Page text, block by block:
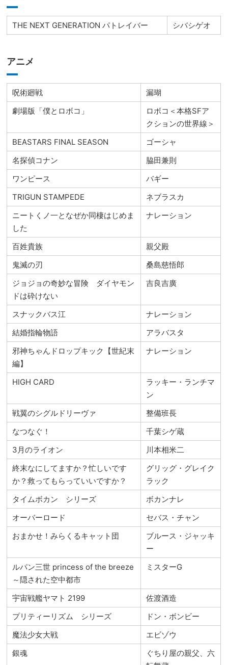
THE NEXT GENERATION パトレイバー シバシゲオ
アニメ
呪術廻戦
漏瑚
劇場版「僕とロボコ」
ロボコ＜本格SFア
クションの世界線＞
BEASTARS FINAL SEASON
ゴーシャ
名探偵コナン
脇田兼則
ワンピース
バギー
TRIGUN STAMPEDE
ネブラスカ
ニートくノ一となぜか同棲はじめま
した
ナレーション
百姓貴族
親父殿
鬼滅の刃
桑島慈悟郎
ジョジョの奇妙な冒険 ダイヤモン
ドは砕けない
吉良吉廣
スナックバス江
ナレーション
結婚指輪物語
アラバスタ
邪神ちゃんドロップキック【世紀末
編】
ナレーション
HIGH CARD
ラッキー・ランチマ
ン
戦翼のシグルドリーヴァ
整備班長
なつなぐ！
千葉シゲ蔵
3月のライオン
川本相米二
終末なにしてますか？忙しいです
か？救ってもらっていいですか？
グリッグ・グレイク
ラック
タイムボカン シリーズ
ボカンナレ
オーバーロード
セバス・チャン
おまかせ！みらくるキャット団
ブルース・ジャッキ
ー
ルパン三世 princess of the breeze
～隠された空中都市
ミスターG
宇宙戦艦ヤマト 2199
佐渡酒造
プリティーリズム シリーズ
ドン・ボンビー
魔法少女大戦
エビゾウ
銀魂
ぐちり屋の親父、六